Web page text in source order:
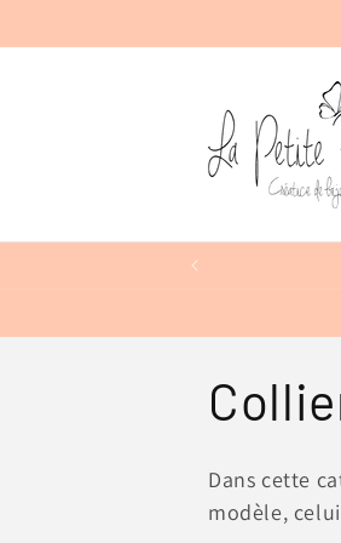
au
C
o
l
Dans cette
modèle,